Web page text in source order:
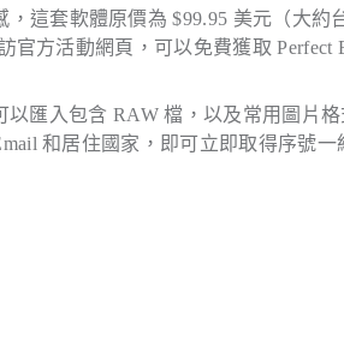
，這套軟體原價為 $99.95 美元（大約
官方活動網頁，可以免費獲取
以匯入包含 RAW 檔，以及常用圖片
和居住國家，即可立即取得序號